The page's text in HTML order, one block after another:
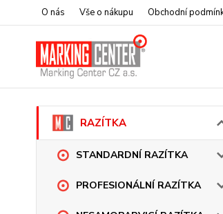
O nás Vše o nákupu Obchodní
RAZÍTKA
STANDARDNÍ RAZÍTKA
PROFESIONÁLNÍ RAZÍTKA